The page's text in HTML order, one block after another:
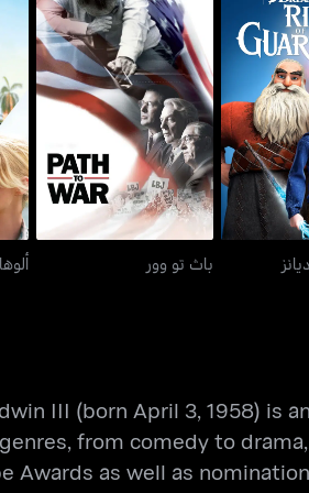
غارديانز باث تو وور
باث تو وور ألوها
III (born April 3, 1958) is
from comedy to
Awards as well as